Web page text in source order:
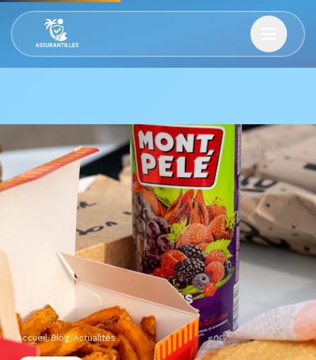
Accueil/Blog/Actualités